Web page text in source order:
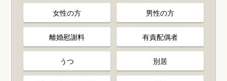
女性の方 男性の方
離婚慰謝料 有責配偶者
うつ 別居